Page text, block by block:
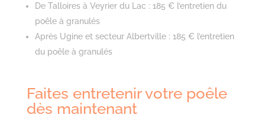
De Talloires à Veyrier du Lac : 185 € l’entretien du
poêle à granulés
Après Ugine et secteur Albertville : 185 € l’entretien
du poêle à granulés
Faites entretenir votre poêle
dès maintenant